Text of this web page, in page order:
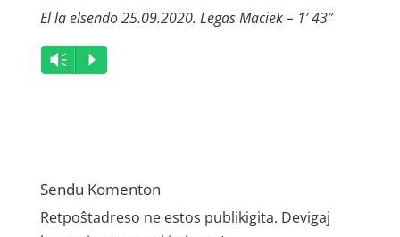
El la elsendo 25.09.2020. Legas Maciek – 1′ 43″
Audio
Player
Vm P
Sendu Komenton
Retpoŝtadreso ne estos publikigita. Devigaj